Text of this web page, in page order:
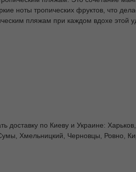
ноты тропических фруктов, что
пляжам при каждом вдохе этой
доставку по Киеву и Украине:
Хмельницкий, Черновцы, Ровно,